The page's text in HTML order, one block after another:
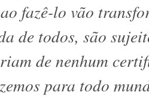
fazê-lo vão
de todos, são
de nenhum
para todo